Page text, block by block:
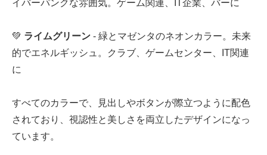
イバーパンクな雰囲気。ゲーム関連、IT企業、バーに
💚 ライムグリーン - 緑とマゼンタのネオンカラー。未来
的でエネルギッシュ。クラブ、ゲームセンター、IT関連
に
すべてのカラーで、見出しやボタンが際立つように配色
されており、視認性と美しさを両立したデザインになっ
ています。